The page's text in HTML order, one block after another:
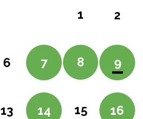
1 2
6 7 8 9
13 14 15 16